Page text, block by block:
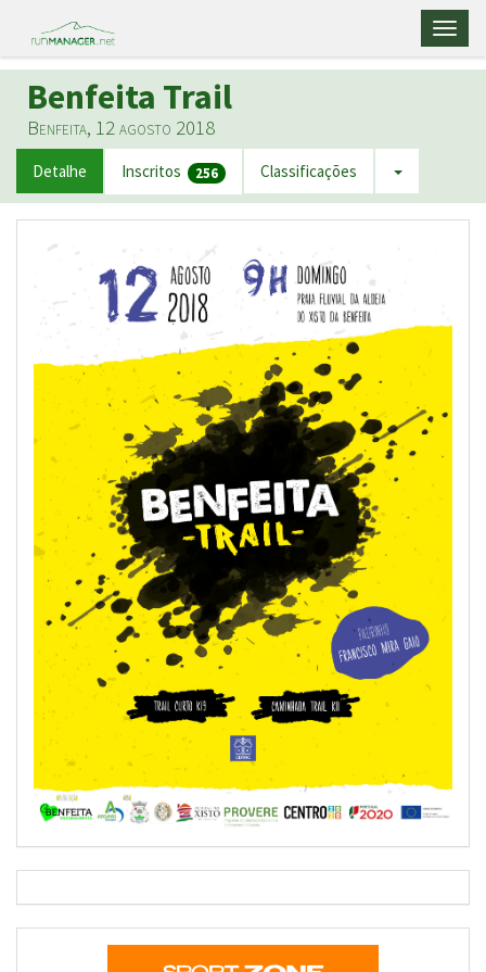
Benfeita Trail
Benfeita, 12 agosto 2018
Detalhe Inscritos 256 Classificações